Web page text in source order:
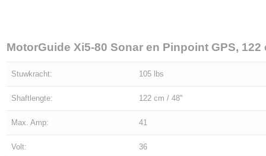
MotorGuide Xi5-80 Sonar en Pinpoint GPS, 122
Stuwkracht: 105 lbs
Shaftlengte: 122 cm / 48''
Max. Amp: 41
Volt: 36